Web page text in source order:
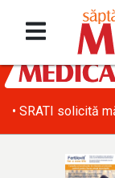
• SRATI solicită